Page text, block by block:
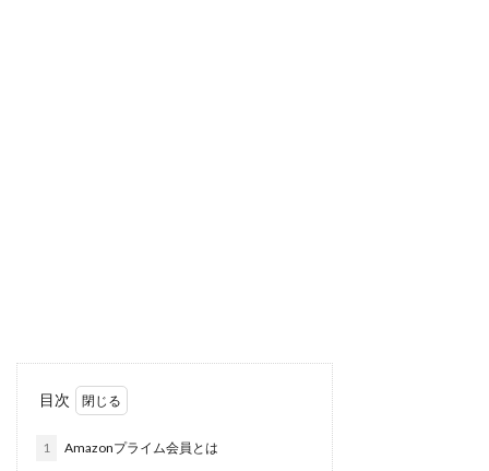
目次
1 Amazonプライム会員とは